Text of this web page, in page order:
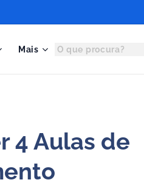
Mais
4 Aulas de